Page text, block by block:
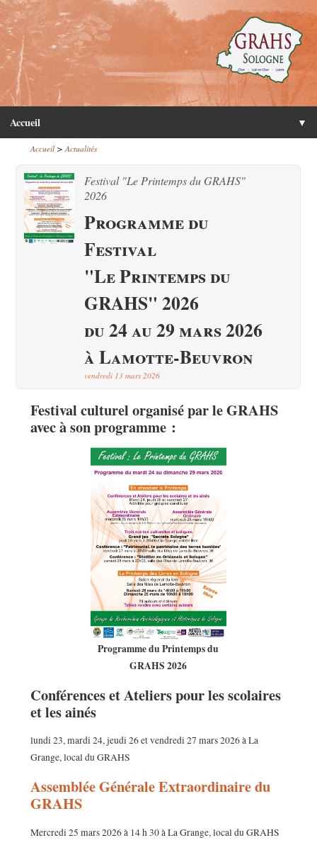
Accueil ▼
Accueil> Actualités
Festival "Le Printemps du GRAHS"
2026
Programme du
Festival
"Le Printemps du
GRAHS" 2026
du 24 au 29 mars 2026
à Lamotte-Beuvron
vendredi 13 mars 2026
Festival culturel organisé par le GRAHS
avec à son programme :
Programme du Printemps du
GRAHS 2026
Conférences et Ateliers pour les scolaires
et les ainés
lundi 23, mardi 24, jeudi 26 et vendredi 27 mars 2026 à La
Grange, local du GRAHS
Assemblée Générale Extraordinaire du
GRAHS
Mercredi 25 mars 2026 à 14 h 30 à La Grange, local du GRAHS